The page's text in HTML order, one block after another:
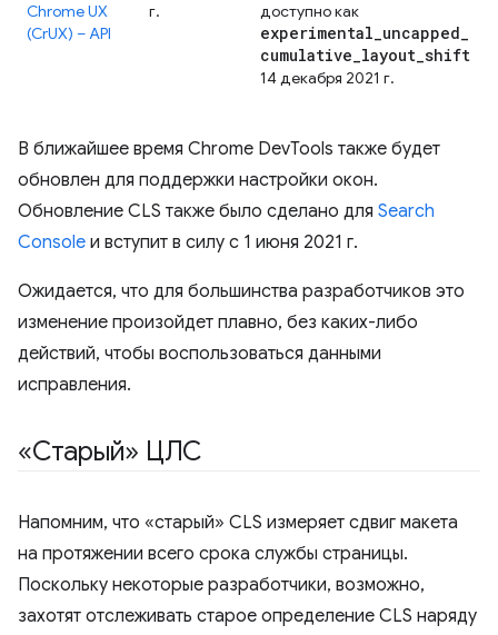
Chrome UX
(CrUX) – API
г.
доступно как
experimental_uncapped_
cumulative_layout_shift
14 декабря 2021 г.
В ближайшее время Chrome DevTools также будет
обновлен для поддержки настройки окон.
Обновление CLS также было сделано для Search
Console и вступит в силу с 1 июня 2021 г.
Ожидается, что для большинства разработчиков это
изменение произойдет плавно, без каких-либо
действий, чтобы воспользоваться данными
исправления.
«Старый» ЦЛС
Напомним, что «старый» CLS измеряет сдвиг макета
на протяжении всего срока службы страницы.
Поскольку некоторые разработчики, возможно,
захотят отслеживать старое определение CLS наряду